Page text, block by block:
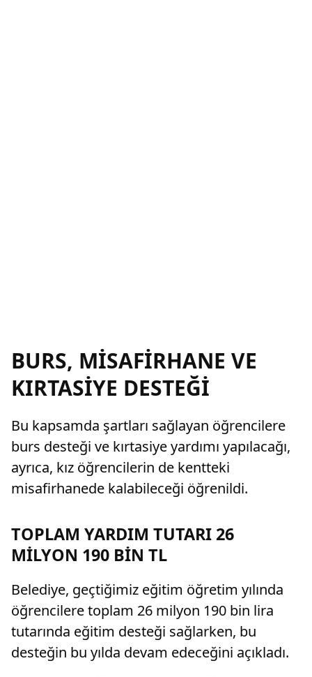
BURS, MİSAFİRHANE VE
KIRTASİYE DESTEĞİ
Bu kapsamda şartları sağlayan öğrencilere
burs desteği ve kırtasiye yardımı yapılacağı,
ayrıca, kız öğrencilerin de kentteki
misafirhanede kalabileceği öğrenildi.
TOPLAM YARDIM TUTARI 26
MİLYON 190 BİN TL
Belediye, geçtiğimiz eğitim öğretim yılında
öğrencilere toplam 26 milyon 190 bin lira
tutarında eğitim desteği sağlarken, bu
desteğin bu yılda devam edeceğini açıkladı.